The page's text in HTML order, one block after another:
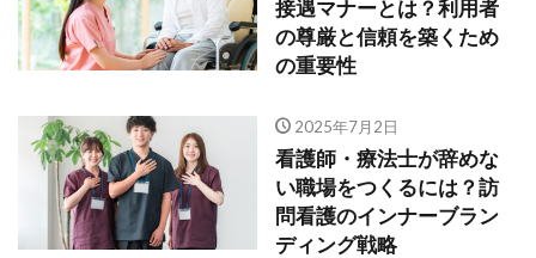
接遇マナーとは？利用者
の尊厳と信頼を築くため
の重要性
2025年7月2日
看護師・療法士が辞めな
い職場をつくるには？訪
問看護のインナーブラン
ディング戦略